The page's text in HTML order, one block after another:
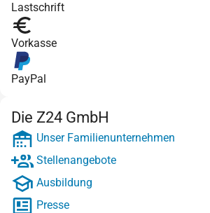
Lastschrift
Vorkasse
PayPal
Die Z24 GmbH
Unser Familienunternehmen
Stellenangebote
Ausbildung
Presse